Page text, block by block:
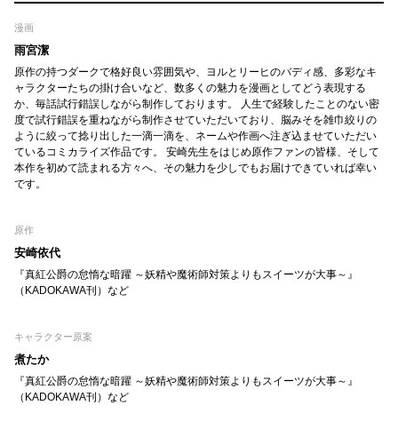
漫画
雨宮潔
原作の持つダークで格好良い雰囲気や、ヨルとリーヒのバディ感、多彩なキ
ャラクターたちの掛け合いなど、数多くの魅力を漫画としてどう表現する
か、毎話試行錯誤しながら制作しております。 人生で経験したことのない密
度で試行錯誤を重ねながら制作させていただいており、脳みそを雑巾絞りの
ように絞って捻り出した一滴一滴を、ネームや作画へ注ぎ込ませていただい
ているコミカライズ作品です。 安崎先生をはじめ原作ファンの皆様、そして
本作を初めて読まれる方々へ、その魅力を少しでもお届けできていれば幸い
です。
原作
安崎依代
『真紅公爵の怠惰な暗躍 ～妖精や魔術師対策よりもスイーツが大事～』
（KADOKAWA刊）など
キャラクター原案
煮たか
『真紅公爵の怠惰な暗躍 ～妖精や魔術師対策よりもスイーツが大事～』
（KADOKAWA刊）など